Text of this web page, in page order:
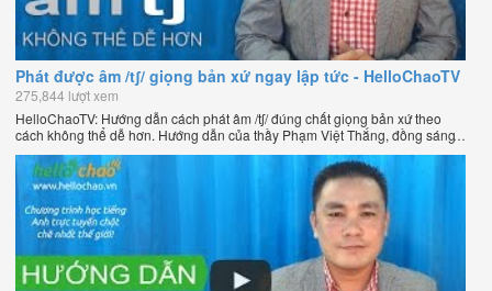
Phát được âm /tʃ/ giọng bản xứ ngay lập tức - HelloChaoTV
275,844 lượt xem
HelloChaoTV: Hướng dẫn cách phát âm /tʃ/ đúng chất giọng bản xứ theo
cách không thể dễ hơn. Hướng dẫn của thầy Phạm Việt Thắng, đồng sáng
lập HelloChao.vn - Chương trình dạy tiếng Anh trực tuyến chặt chẽ nhất
thế giới.